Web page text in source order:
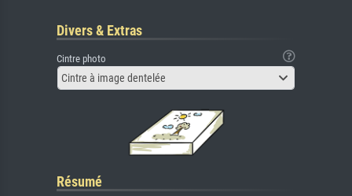
Divers & Extras
Cintre photo
Cintre à image dentelée
Résumé